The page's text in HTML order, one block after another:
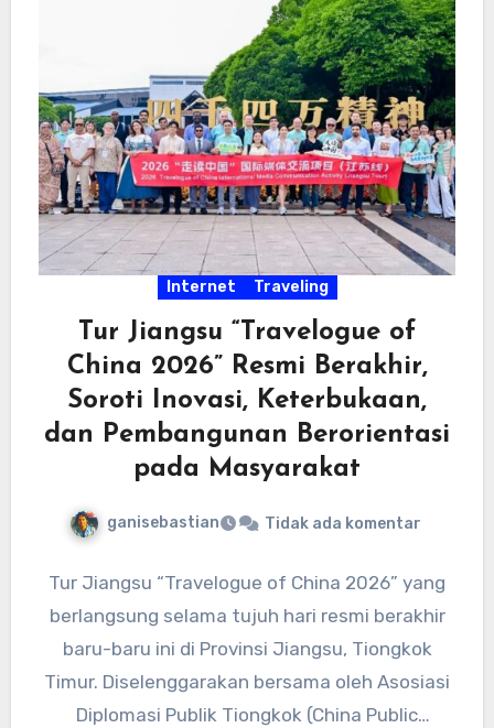
Internet Traveling
Tur Jiangsu “Travelogue of
China 2026” Resmi Berakhir,
Soroti Inovasi, Keterbukaan,
dan Pembangunan Berorientasi
pada Masyarakat
ganisebastian Tidak ada komentar
Tur Jiangsu “Travelogue of China 2026” yang
berlangsung selama tujuh hari resmi berakhir
baru-baru ini di Provinsi Jiangsu, Tiongkok
Timur. Diselenggarakan bersama oleh Asosiasi
Diplomasi Publik Tiongkok (China Public